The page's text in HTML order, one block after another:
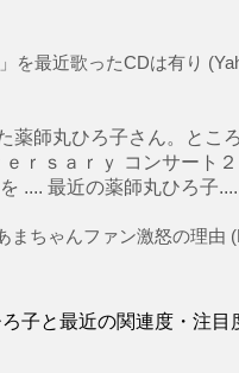
を最近歌ったCDは有り
師丸ひろ子さん。とこ
ｒｓａｒｙ コンサート
.... 最近の薬師丸ひろ子....
ちゃんファン激怒の理由
子と最近の関連度・注目